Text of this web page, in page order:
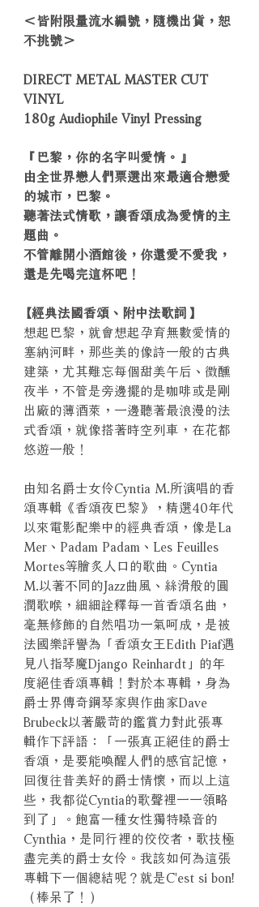
＜皆附限量流水編號，隨機出貨，恕
不挑號＞
DIRECT METAL MASTER CUT
VINYL
180g Audiophile Vinyl Pressing
『巴黎，你的名字叫愛情。』
由全世界戀人們票選出來最適合戀愛
的城市，巴黎。
聽著法式情歌，讓香頌成為愛情的主
題曲。
不管離開小酒館後，你還愛不愛我，
還是先喝完這杯吧！
【經典法國香頌、附中法歌詞】
想起巴黎，就會想起孕育無數愛情的
塞納河畔，那些美的像詩一般的古典
建築，尤其難忘每個甜美午后、微醺
夜半，不管是旁邊擺的是咖啡或是剛
出廠的薄酒萊，一邊聽著最浪漫的法
式香頌，就像搭著時空列車，在花都
悠遊一般！
由知名爵士女伶Cyntia M.所演唱的香
頌專輯《香頌夜巴黎》，精選40年代
以來電影配樂中的經典香頌，像是La
Mer、Padam Padam、Les Feuilles
Mortes等膾炙人口的歌曲。Cyntia
M.以著不同的Jazz曲風、絲滑般的圓
潤歌喉，細細詮釋每一首香頌名曲，
毫無修飾的自然唱功一氣呵成，是被
法國樂評譽為「香頌女王Edith Piaf遇
見八指琴魔Django Reinhardt」的年
度絕佳香頌專輯！對於本專輯，身為
爵士界傳奇鋼琴家與作曲家Dave
Brubeck以著嚴苛的鑑賞力對此張專
輯作下評語：「一張真正絕佳的爵士
香頌，是要能喚醒人們的感官記憶，
回復往昔美好的爵士情懷，而以上這
些，我都從Cyntia的歌聲裡一一領略
到了」。飽富一種女性獨特嗓音的
Cynthia，是同行裡的佼佼者，歌技極
盡完美的爵士女伶。我該如何為這張
專輯下一個總結呢？就是C'est si bon!
（棒呆了！）